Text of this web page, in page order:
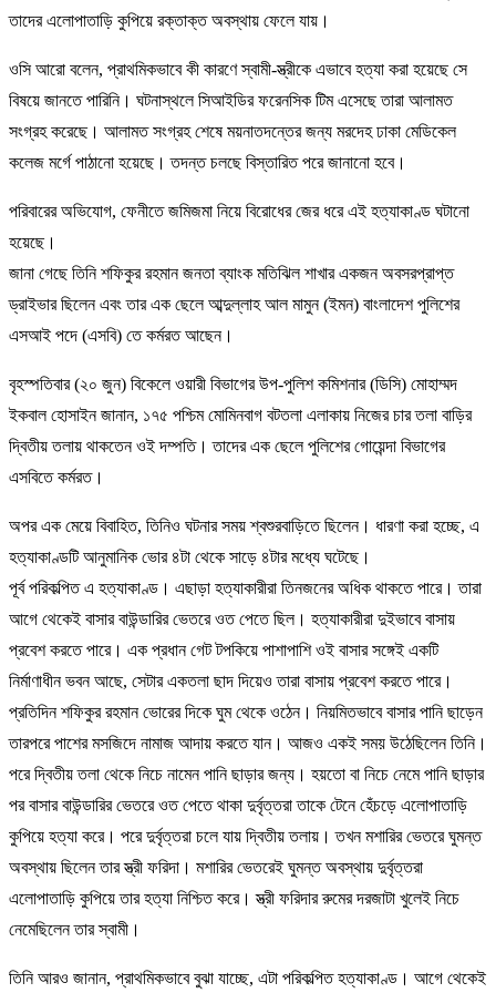
তাদের এলোপাতাড়ি কুপিয়ে রক্তাক্ত অবস্থায় ফেলে যায়।
ওসি আরো বলেন, প্রাথমিকভাবে কী কারণে স্বামী-স্ত্রীকে এভাবে হত্যা করা হয়েছে সে
বিষয়ে জানতে পারিনি। ঘটনাস্থলে সিআইডির ফরেনসিক টিম এসেছে তারা আলামত
সংগ্রহ করেছে। আলামত সংগ্রহ শেষে ময়নাতদন্তের জন্য মরদেহ ঢাকা মেডিকেল
কলেজ মর্গে পাঠানো হয়েছে। তদন্ত চলছে বিস্তারিত পরে জানানো হবে।
পরিবারের অভিযোগ, ফেনীতে জমিজমা নিয়ে বিরোধের জের ধরে এই হত্যাকাণ্ড ঘটানো
হয়েছে।
জানা গেছে তিনি শফিকুর রহমান জনতা ব্যাংক মতিঝিল শাখার একজন অবসরপ্রাপ্ত
ড্রাইভার ছিলেন এবং তার এক ছেলে আব্দুল্লাহ আল মামুন (ইমন) বাংলাদেশ পুলিশের
এসআই পদে (এসবি) তে কর্মরত আছেন।
বৃহস্পতিবার (২০ জুন) বিকেলে ওয়ারী বিভাগের উপ-পুলিশ কমিশনার (ডিসি) মোহাম্মদ
ইকবাল হোসাইন জানান, ১৭৫ পশ্চিম মোমিনবাগ বটতলা এলাকায় নিজের চার তলা বাড়ির
দ্বিতীয় তলায় থাকতেন ওই দম্পতি। তাদের এক ছেলে পুলিশের গোয়েন্দা বিভাগের
এসবিতে কর্মরত।
অপর এক মেয়ে বিবাহিত, তিনিও ঘটনার সময় শ্বশুরবাড়িতে ছিলেন। ধারণা করা হচ্ছে, এ
হত্যাকাণ্ডটি আনুমানিক ভোর ৪টা থেকে সাড়ে ৪টার মধ্যে ঘটেছে।
পূর্ব পরিকল্পিত এ হত্যাকাণ্ড। এছাড়া হত্যাকারীরা তিনজনের অধিক থাকতে পারে। তারা
আগে থেকেই বাসার বাউন্ডারির ভেতরে ওত পেতে ছিল। হত্যাকারীরা দুইভাবে বাসায়
প্রবেশ করতে পারে। এক প্রধান গেট টপকিয়ে পাশাপাশি ওই বাসার সঙ্গেই একটি
নির্মাণাধীন ভবন আছে, সেটার একতলা ছাদ দিয়েও তারা বাসায় প্রবেশ করতে পারে।
প্রতিদিন শফিকুর রহমান ভোরের দিকে ঘুম থেকে ওঠেন। নিয়মিতভাবে বাসার পানি ছাড়েন
তারপরে পাশের মসজিদে নামাজ আদায় করতে যান। আজও একই সময় উঠেছিলেন তিনি।
পরে দ্বিতীয় তলা থেকে নিচে নামেন পানি ছাড়ার জন্য। হয়তো বা নিচে নেমে পানি ছাড়ার
পর বাসার বাউন্ডারির ভেতরে ওত পেতে থাকা দুর্বৃত্তরা তাকে টেনে হেঁচড়ে এলোপাতাড়ি
কুপিয়ে হত্যা করে। পরে দুর্বৃত্তরা চলে যায় দ্বিতীয় তলায়। তখন মশারির ভেতরে ঘুমন্ত
অবস্থায় ছিলেন তার স্ত্রী ফরিদা। মশারির ভেতরেই ঘুমন্ত অবস্থায় দুর্বৃত্তরা
এলোপাতাড়ি কুপিয়ে তার হত্যা নিশ্চিত করে। স্ত্রী ফরিদার রুমের দরজাটা খুলেই নিচে
নেমেছিলেন তার স্বামী।
তিনি আরও জানান, প্রাথমিকভাবে বুঝা যাচ্ছে, এটা পরিকল্পিত হত্যাকাণ্ড। আগে থেকেই